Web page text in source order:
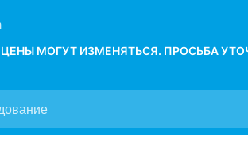
МОГУТ ИЗМЕНЯТЬСЯ. ПРОСЬБА